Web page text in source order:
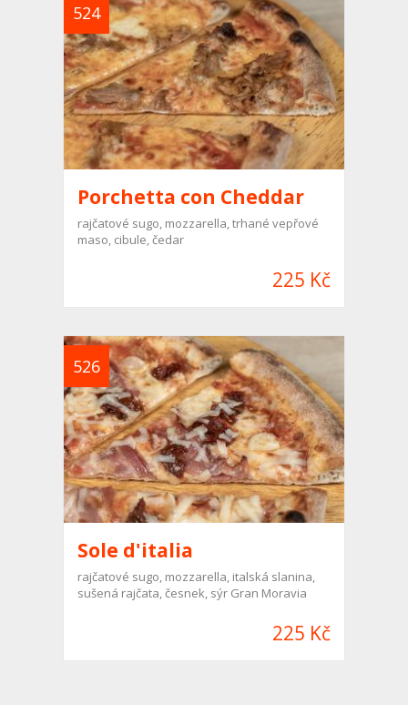
524
Porchetta con Cheddar
rajčatové sugo, mozzarella, trhané vepřové
maso, cibule, čedar
225 Kč
526
Sole d'italia
rajčatové sugo, mozzarella, italská slanina,
sušená rajčata, česnek, sýr Gran Moravia
225 Kč